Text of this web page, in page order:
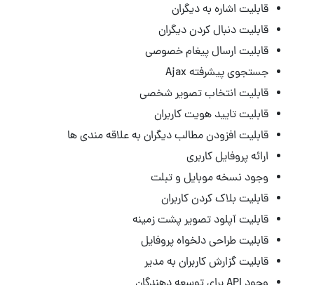
قابلیت اشاره به دیگران
قابلیت دنبال کردن دیگران
قابلیت ارسال پیغام خصوصی
جستجوی پیشرفته Ajax
قابلیت انتخاب تصویر شخصی
قابلیت تایید هویت کاربران
قابلیت افزودن مطالب دیگران به علاقه مندی ها
ارائه پروفایل کاربری
وجود نسخه موبایل و تبلت
قابلیت بلاک کردن کاربران
قابلیت آپلود تصویر پشت زمینه
قابلیت طراحی دلخواه پروفایل
قابلیت گزارش کاربران به مدیر